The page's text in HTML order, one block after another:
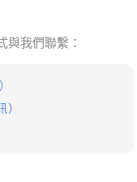
與我們聯繫：
）